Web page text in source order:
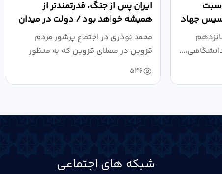
جهاد
ایران پس از جنگ، قدرتمندتر از
همیشه خواهد بود / دولت در میدان
نبرد اقتصادی،...
محمد نوذری در اجتماع پرشور مردم
قزوین در مصلای قزوین که به منظور
خون‌خواهی...
536
شبکه های اجتماعی